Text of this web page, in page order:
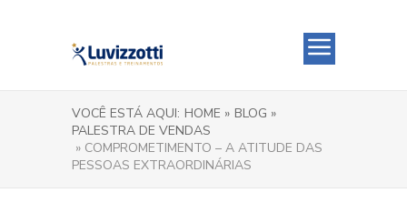
VOCÊ ESTÁ AQUI: HOME » BLOG »
PALESTRA DE VENDAS
» COMPROMETIMENTO – A ATITUDE DAS
PESSOAS EXTRAORDINÁRIAS